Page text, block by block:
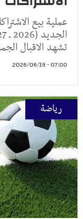
عملية بيع
تشهد الاقبال
07:00 - 2026/06/19
رياضة